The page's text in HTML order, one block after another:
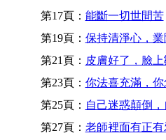
第17頁： 能斷一切世間苦
第19頁： 保持清淨心，
第21頁： 皮膚好了，臉
第23頁： 你法喜充滿，你
第25頁： 自己迷惑顛倒
第27頁： 老師裡面有正有